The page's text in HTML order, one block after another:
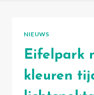
NIEUWS
Eifelpark
kleuren